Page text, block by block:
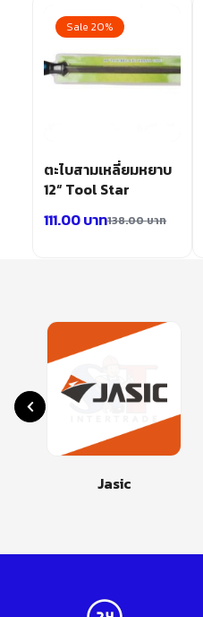
Sale 20%
ตะไบสามเหลี่ยมหยาบ
12“ Tool Star
138.00บาท
111.00บาท
Jasic